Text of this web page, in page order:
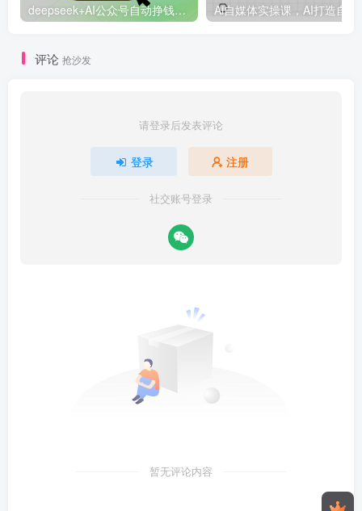
deepseek+AI公众号自动挣钱，轻松月入过W，手机电脑都可做
评论 抢沙发
请登录后发表评论
登录 注册
社交账号登录
暂无评论内容